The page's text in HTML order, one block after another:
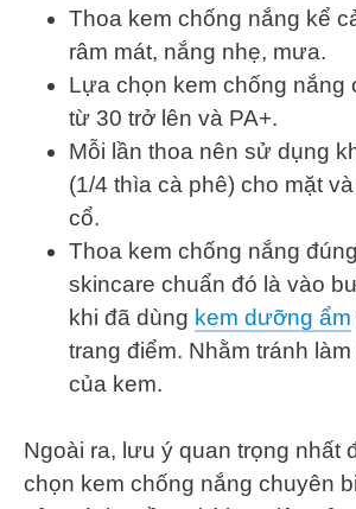
Thoa kem chống nắng kể
râm mát, nắng nhẹ, mưa.
Lựa chọn kem chống nắng
từ 30 trở lên và PA+.
Mỗi lần thoa nên sử dụng
(1/4 thìa cà phê) cho mặt
cổ.
Thoa kem chống nắng
skincare chuẩn đó là vào
khi đã dùng kem dưỡng ẩm
trang điểm. Nhằm tránh
của kem.
Ngoài ra, lưu ý quan trọng nhất
chọn kem chống nắng chuyên